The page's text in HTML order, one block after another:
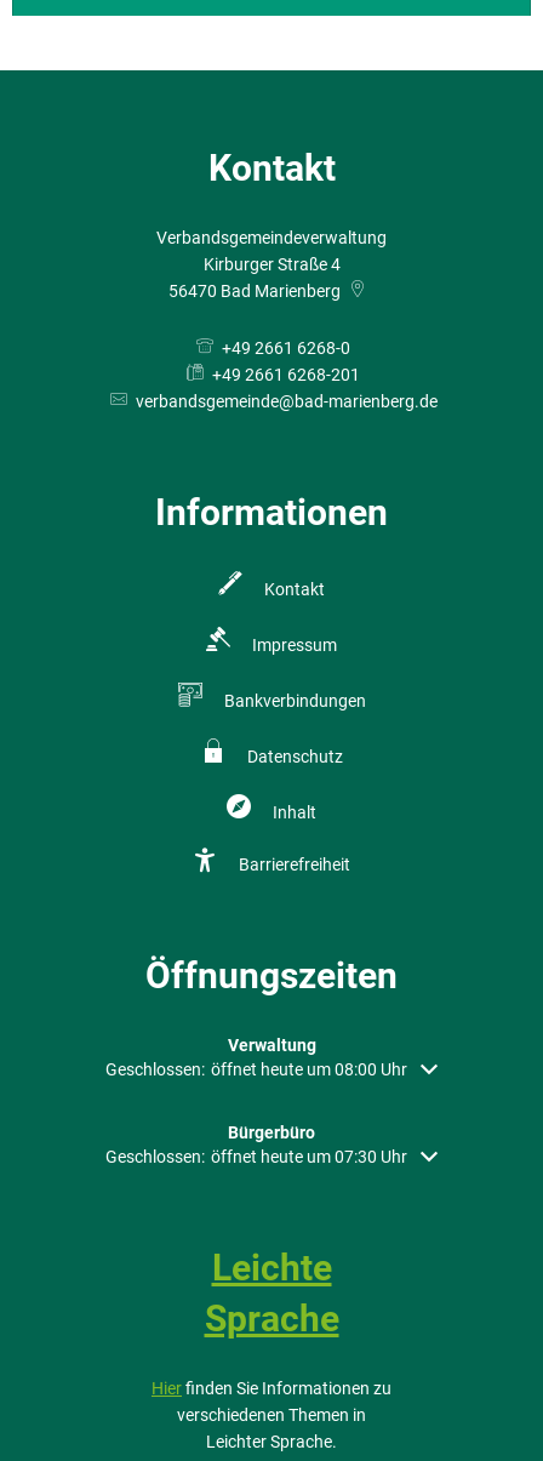
Kontakt
Verbandsgemeindeverwaltung
Kirburger Straße 4
56470 Bad Marienberg
+49 2661 6268-0
+49 2661 6268-201
verbandsgemeinde@bad-marienberg.de
Informationen
Kontakt
Impressum
Bankverbindungen
Datenschutz
Inhalt
Barrierefreiheit
Öffnungszeiten
Verwaltung
Klicken, um weitere Öffnungs- oder Schließzeiten
Geschlossen: öffnet heute um 08:00 Uhr
Bürgerbüro
Klicken, um weitere Öffnungs- oder Schließzeiten
Geschlossen: öffnet heute um 07:30 Uhr
Leichte
Sprache
Hierfinden Sie Informationen zu
verschiedenen Themen in
Leichter Sprache.